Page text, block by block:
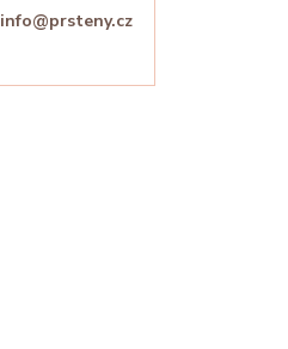
info@prsteny.cz